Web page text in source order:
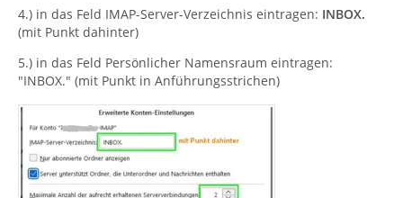
4.) in das Feld IMAP-Server-Verzeichnis eintragen: INBOX.
(mit Punkt dahinter)
5.) in das Feld Persönlicher Namensraum eintragen:
"INBOX." (mit Punkt in Anführungsstrichen)